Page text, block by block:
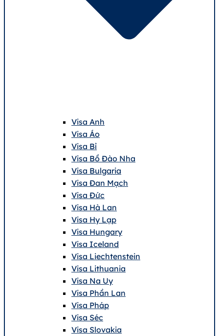
Visa Anh
Visa Áo
Visa Bỉ
Visa Bồ Đào Nha
Visa Bulgaria
Visa Đan Mạch
Visa Đức
Visa Hà Lan
Visa Hy Lạp
Visa Hungary
Visa Iceland
Visa Liechtenstein
Visa Lithuania
Visa Na Uy
Visa Phần Lan
Visa Pháp
Visa Séc
Visa Slovakia